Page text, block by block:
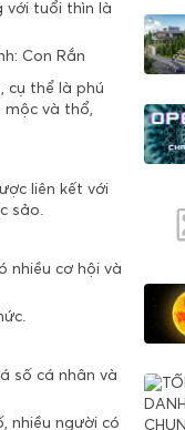
với tuổi thìn là
Con Rắn
cụ thể là phú
mộc và thổ,
liên kết với
sảo.
nhiều cơ hội và
số cá nhân và
nhiều người có